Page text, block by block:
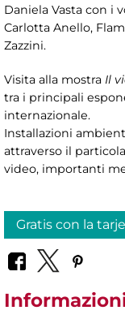
Daniela Vasta con i
Carlotta Anello,
Zazzini.
Visita alla mostra Il
tra i principali
internazionale.
Installazioni
attraverso il
video, importanti
Gratis con la